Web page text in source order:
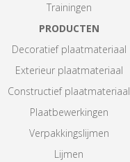
Trainingen
PRODUCTEN
Decoratief plaatmateriaal
Exterieur plaatmateriaal
Constructief plaatmateriaal
Plaatbewerkingen
Verpakkingslijmen
Lijmen